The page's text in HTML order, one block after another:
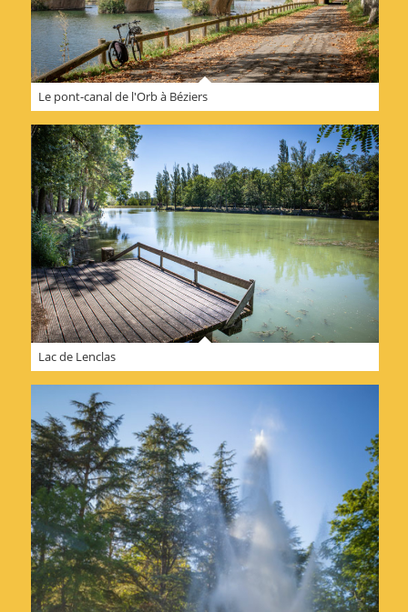
Le pont-canal de l'Orb à Béziers
Lac de Lenclas